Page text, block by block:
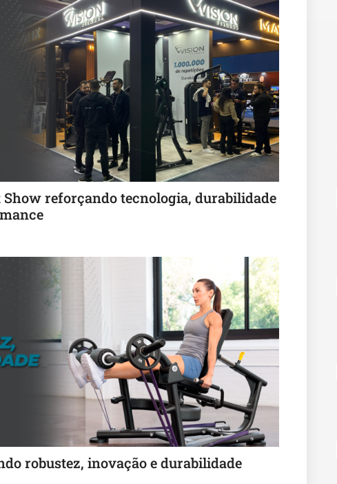
reforçando tecnologia, durabilidade
robustez, inovação e durabilidade